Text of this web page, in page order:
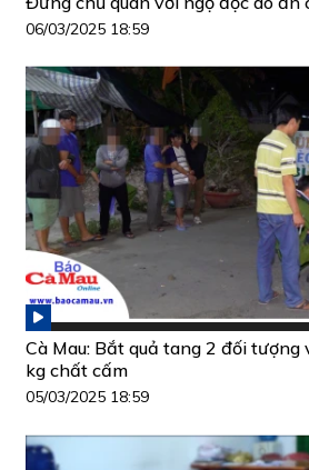
06/03/2025 18:59
Cà Mau: Bắt quả tang 2 đối tượng
kg chất cấm
05/03/2025 18:59